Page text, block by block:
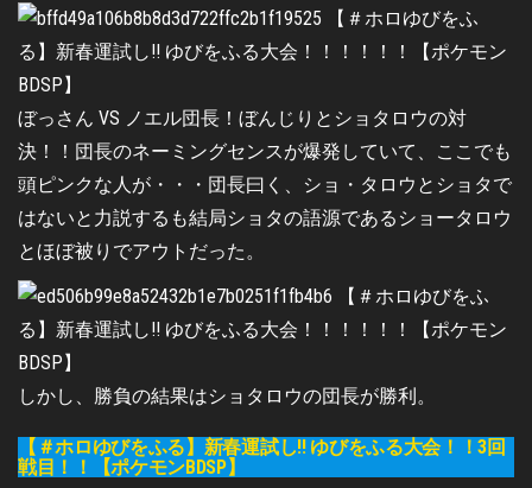
ぼっさん VS ノエル団長！ぼんじりとショタロウの対
決！！団長のネーミングセンスが爆発していて、ここでも
頭ピンクな人が・・・団長曰く、ショ・タロウとショタで
はないと力説するも結局ショタの語源であるショータロウ
とほぼ被りでアウトだった。
しかし、勝負の結果はショタロウの団長が勝利。
【＃ホロゆびをふる】新春運試し!! ゆびをふる大会！！3回
戦目！！【ポケモンBDSP】